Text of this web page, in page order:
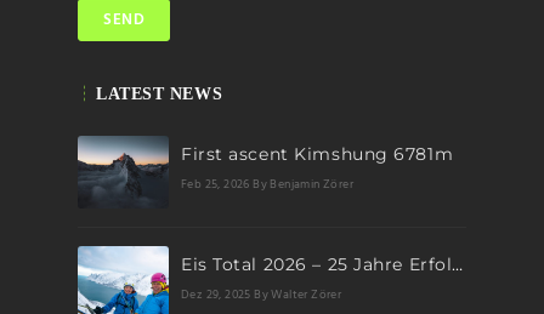
LATEST NEWS
First ascent Kimshung 6781m
Feb 25, 2026 By Benjamin Zörer
Eis Total 2026 – 25 Jahre Erfolgsgeschichte im steilen Eis
Dez 29, 2025 By Walter Zörer